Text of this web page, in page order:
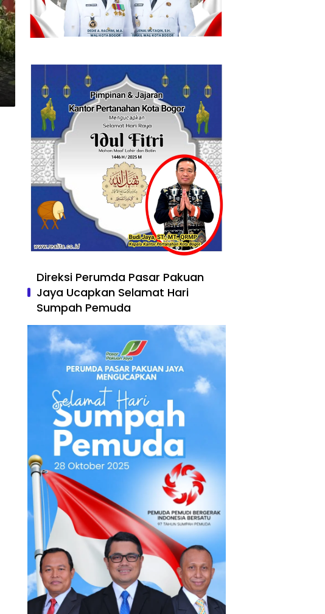
Direksi Perumda Pasar Pakuan
Jaya Ucapkan Selamat Hari
Sumpah Pemuda